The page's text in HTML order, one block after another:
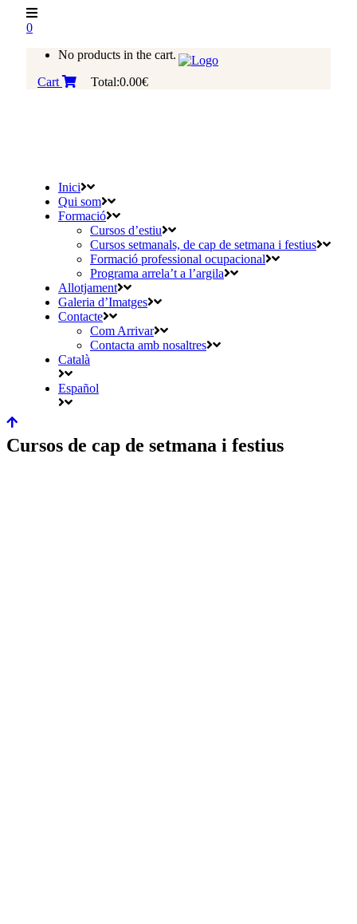
0
No products in the cart.
Cart
Total:0.00€
Inici
Qui som
Formació
Cursos d’estiu
Cursos setmanals, de cap de setmana i festius
Formació professional ocupacional
Programa arrela’t a l’argila
Allotjament
Galeria d’Imatges
Contacte
Com Arrivar
Contacta amb nosaltres
Català
Español
Cursos de cap de setmana i festius